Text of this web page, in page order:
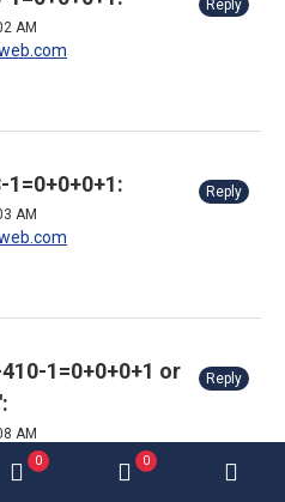
AM
Reply
1=0+0+0+1:
AM
Reply
1=0+0+0+1 or
AM
Reply
0 0